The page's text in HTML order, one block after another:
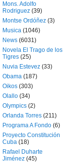
Mons. Adolfo
Rodriguez (39)
Montse Ordóñez (3)
Musica (1046)
News (6031)
Novela El Trago de los
Tigres (25)
Nuvia Estevez (33)
Obama (187)
Oikos (303)
Olallo (34)
Olympics (2)
Orlanda Torres (211)
Programa A Fondo (6)
Proyecto Constitución
Cuba (18)
Rafael Duharte
Jiménez (45)